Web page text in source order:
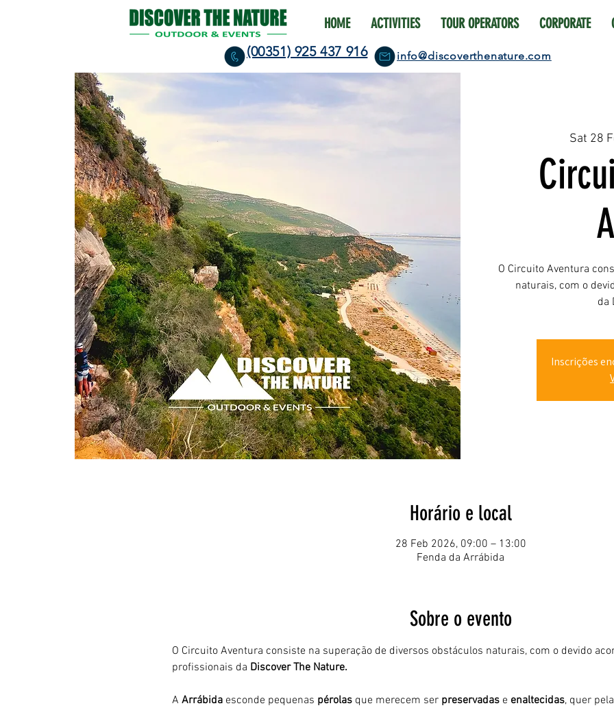
HOME ACTIVITIES TOUR OPERATORS CORPORATE
(00351) 925 437 916 info@discoverthenature.com
Sat 28
O Circuito Aventura
naturais, com o
da
Inscrições
Horário e local
28 Feb 2026, 09:00 – 13:00
Fenda da Arrábida
Sobre o evento
O Circuito Aventura consiste na superação de diversos obstáculos naturais, com o devido
profissionais da Discover The Nature.
A Arrábida esconde pequenas pérolas que merecem ser preservadas e enaltecidas, quer